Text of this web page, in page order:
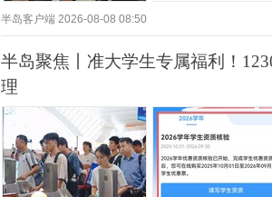
半岛客户端 2026-08-08 08:50
半岛聚焦丨准大学生专属福利！
理